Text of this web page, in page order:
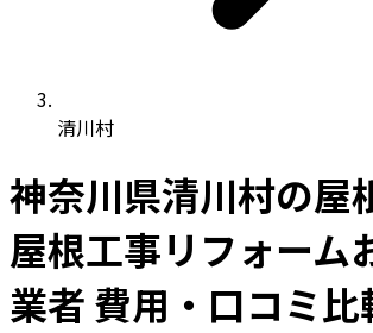
清川村
神奈川県清川村の屋
屋根工事リフォーム
業者 費用・口コミ比